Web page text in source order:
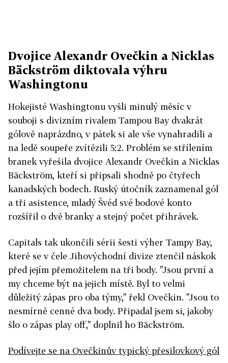
Dvojice Alexandr Ovečkin a Nicklas
Bäckström diktovala výhru
Washingtonu
Hokejisté Washingtonu vyšli minulý měsíc v
souboji s divizním rivalem Tampou Bay dvakrát
gólově naprázdno, v pátek si ale vše vynahradili a
na ledě soupeře zvítězili 5:2. Problém se střílením
branek vyřešila dvojice Alexandr Ovečkin a Nicklas
Bäckström, kteří si připsali shodně po čtyřech
kanadských bodech. Ruský útočník zaznamenal gól
a tři asistence, mladý Švéd své bodové konto
rozšířil o dvě branky a stejný počet přihrávek.
Capitals tak ukončili sérii šesti výher Tampy Bay,
které se v čele Jihovýchodní divize ztenčil náskok
před jejím přemožitelem na tři body. "Jsou první a
my chceme být na jejich místě. Byl to velmi
důležitý zápas pro oba týmy," řekl Ovečkin. "Jsou to
nesmírně cenné dva body. Připadal jsem si, jakoby
šlo o zápas play off," doplnil ho Bäckström.
Podívejte se na Ovečkinův typický přesilovkový gól